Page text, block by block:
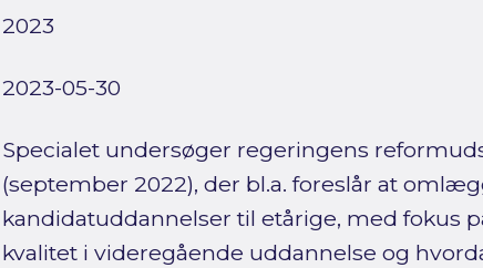
2023
2023-05-30
Specialet undersøger regeringens
(september 2022), der bl.a. foreslår at
kandidatuddannelser til etårige, med fokus
kvalitet i videregående uddannelse og